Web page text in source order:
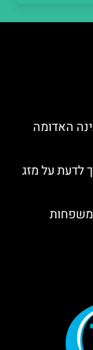
האדומה
לדעת על מזג